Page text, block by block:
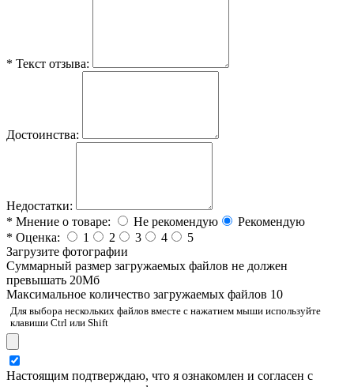
* Текст отзыва:
Достоинства:
Недостатки:
* Мнение о товаре: Не рекомендую
Рекомендую
* Оценка: 1 2 3 4
5
Загрузите фотографии
Cуммарный размер загружаемых файлов не должен
превышать 20Мб
Максимальное количество загружаемых файлов 10
Для выбора нескольких файлов вместе с нажатием мыши используйте
клавиши Ctrl или Shift
Настоящим подтверждаю, что я ознакомлен и согласен с